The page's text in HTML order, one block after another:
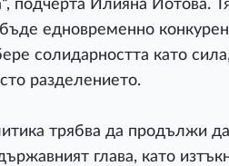
подчерта Илияна Йотова.
едновременно
солидарността като
разделението.
трябва да продължи
глава, като